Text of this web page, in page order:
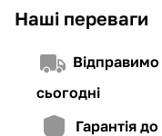
Наші переваги
Відправимо
сьогодні
Гарантія до